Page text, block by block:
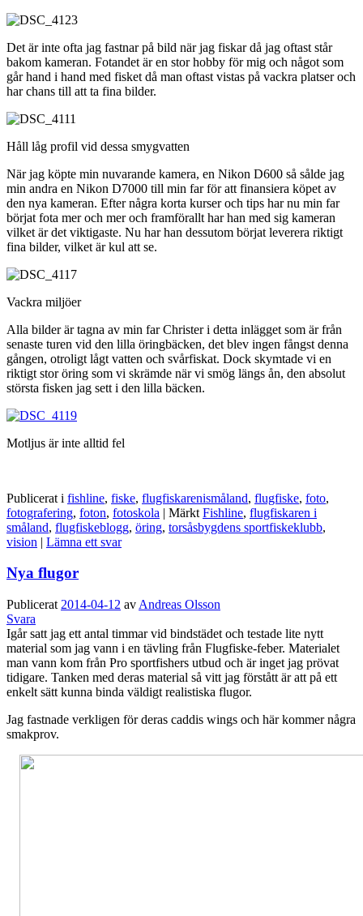
Det är inte ofta jag fastnar på bild när jag fiskar då jag oftast står
bakom kameran. Fotandet är en stor hobby för mig och något som
går hand i hand med fisket då man oftast vistas på vackra platser och
har chans till att ta fina bilder.
Håll låg profil vid dessa smygvatten
När jag köpte min nuvarande kamera, en Nikon D600 så sålde jag
min andra en Nikon D7000 till min far för att finansiera köpet av
den nya kameran. Efter några korta kurser och tips har nu min far
börjat fota mer och mer och framförallt har han med sig kameran
vilket är det viktigaste. Nu har han dessutom börjat leverera riktigt
fina bilder, vilket är kul att se.
Vackra miljöer
Alla bilder är tagna av min far Christer i detta inlägget som är från
senaste turen vid den lilla öringbäcken, det blev ingen fångst denna
gången, otroligt lågt vatten och svårfiskat. Dock skymtade vi en
riktigt stor öring som vi skrämde när vi smög längs ån, den absolut
största fisken jag sett i den lilla bäcken.
Motljus är inte alltid fel
Publicerat i fishline, fiske, flugfiskarenismåland, flugfiske, foto,
fotografering, foton, fotoskola | Märkt Fishline, flugfiskaren i
småland, flugfiskeblogg, öring, torsåsbygdens sportfiskeklubb,
vision | Lämna ett svar
Nya flugor
Publicerat 2014-04-12 av Andreas Olsson
Svara
Igår satt jag ett antal timmar vid bindstädet och testade lite nytt
material som jag vann i en tävling från Flugfiske-feber. Materialet
man vann kom från Pro sportfishers utbud och är inget jag prövat
tidigare. Tanken med deras material så vitt jag förstått är att på ett
enkelt sätt kunna binda väldigt realistiska flugor.
Jag fastnade verkligen för deras caddis wings och här kommer några
smakprov.